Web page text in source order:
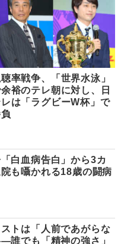
率戦争、「世界水泳」
裕のテレ朝に対し、日
は「ラグビーW杯」で
白血病告白」から3カ
も囁かれる18歳の闘病
トは「人前であがらな
誰でも「精神の強さ」